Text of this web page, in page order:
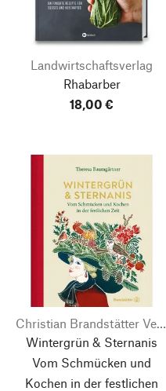
Landwirtschaftsverlag
Rhabarber
18,00 €
Christian Brandstätter Verlag
Wintergrün & Sternanis
Vom Schmücken und
Kochen in der festlichen